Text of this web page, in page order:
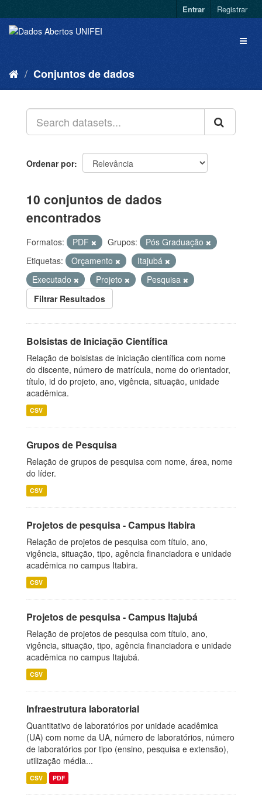
Entrar Registrar
Conjuntos de dados
Ordenar por
10 conjuntos de dados
encontrados
Formatos: PDF Grupos:
Pós Graduação
Etiquetas:
Orçamento
Itajubá
Executado
Projeto
Pesquisa
Filtrar Resultados
Bolsistas de Iniciação Científica
Relação de bolsistas de iniciação científica com nome
do discente, número de matrícula, nome do orientador,
título, id do projeto, ano, vigência, situação, unidade
acadêmica.
CSV
Grupos de Pesquisa
Relação de grupos de pesquisa com nome, área, nome
do líder.
CSV
Projetos de pesquisa - Campus Itabira
Relação de projetos de pesquisa com título, ano,
vigência, situação, tipo, agência financiadora e unidade
acadêmica no campus Itabira.
CSV
Projetos de pesquisa - Campus Itajubá
Relação de projetos de pesquisa com título, ano,
vigência, situação, tipo, agência financiadora e unidade
acadêmica no campus Itajubá.
CSV
Infraestrutura laboratorial
Quantitativo de laboratórios por unidade acadêmica
(UA) com nome da UA, número de laboratórios, número
de laboratórios por tipo (ensino, pesquisa e extensão),
utilização média...
CSV PDF